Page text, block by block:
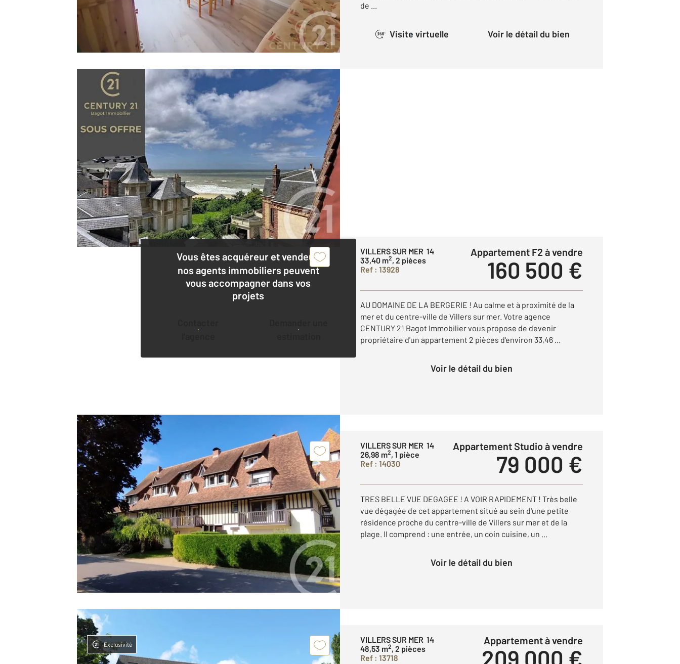
de ...
360° Visite virtuelle Voir le détail du bien
Vous êtes acquéreur et vendeur,
nos agents immobiliers peuvent
vous accompagner dans vos
projets
VILLERS SUR MER 14
33,40 m2, 2 pièces
Ref : 13928
Appartement F2 à vendre
160 500 €
AU DOMAINE DE LA BERGERIE ! Au calme et à proximité de la
mer et du centre-ville de Villers sur mer. Votre agence
CENTURY 21 Bagot Immobilier vous propose de devenir
propriétaire d'un appartement 2 pièces d'environ 33,46 ...
Voir le détail du bien
VILLERS SUR MER 14
26,98 m2, 1 pièce
Ref : 14030
Appartement Studio à vendre
79 000 €
TRES BELLE VUE DEGAGEE ! A VOIR RAPIDEMENT ! Très belle
vue dégagée de cet appartement situé au sein d'une petite
résidence proche du centre-ville de Villers sur mer et de la
plage. Il comprend : une entrée, un coin cuisine, un ...
Voir le détail du bien
Exclusivité
VILLERS SUR MER 14
48,53 m2, 2 pièces
Ref : 13718
Appartement à vendre
209 000 €